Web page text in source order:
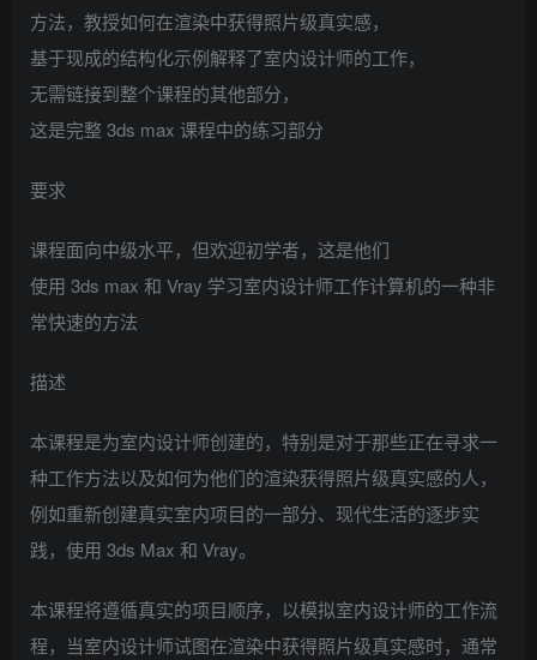
方法，教授如何在渲染中获得照片级真实感，
基于现成的结构化示例解释了室内设计师的工作，
无需链接到整个课程的其他部分，
这是完整 3ds max 课程中的练习部分
要求
课程面向中级水平，但欢迎初学者，这是他们
使用 3ds max 和 Vray 学习室内设计师工作计算机的一种非
常快速的方法
描述
本课程是为室内设计师创建的，特别是对于那些正在寻求一
种工作方法以及如何为他们的渲染获得照片级真实感的人，
例如重新创建真实室内项目的一部分、现代生活的逐步实
践，使用 3ds Max 和 Vray。
本课程将遵循真实的项目顺序，以模拟室内设计师的工作流
程，当室内设计师试图在渲染中获得照片级真实感时，通常